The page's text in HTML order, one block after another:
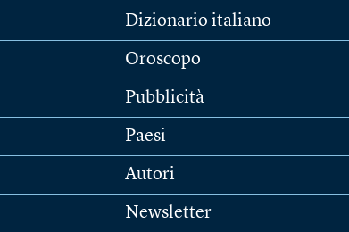
Dizionario italiano
Oroscopo
Pubblicità
Paesi
Autori
Newsletter